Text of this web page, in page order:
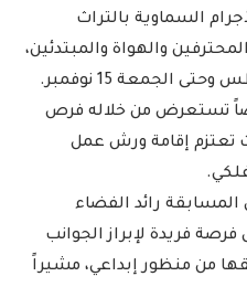
السماوية بالتراث
والهواة والمبتدئين،
تستعرض من خلاله فرص
تعتزم إقامة ورش عمل
المسابقة رائد الفضاء
فريدة لإبراز الجوانب
من منظور إبداعي، مشيراً